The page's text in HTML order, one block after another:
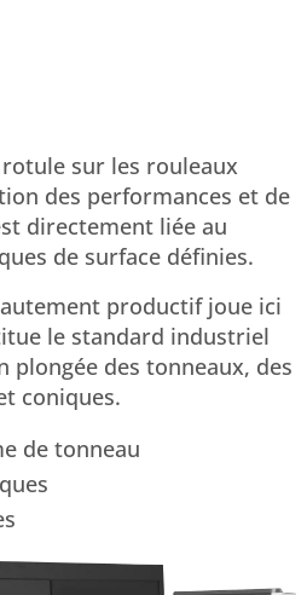
sur les rouleaux
des performances et de
directement liée au
de surface définies.
productif joue ici
le standard industriel
des tonneaux, des
coniques.
de tonneau